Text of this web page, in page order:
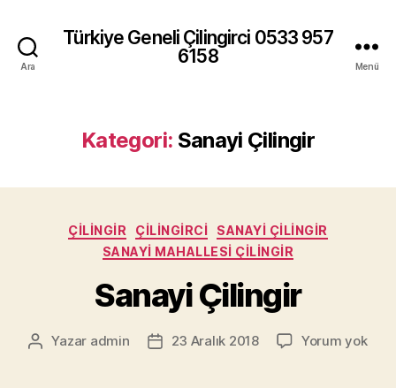
Ara
Türkiye Geneli Çilingirci 0533 957
6158
Menü
Kategori: Sanayi Çilingir
Kategoriler
ÇILINGIR ÇILINGIRCI
SANAYI ÇILINGIR
SANAYI MAHALLESI ÇILINGIR
Sanayi Çilingir
Yazının
Yazar admin
Yazı23 Aralık 2018 Yorum yok